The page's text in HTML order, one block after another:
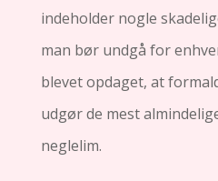
indeholder nogle
man bør undgå for
blevet opdaget, at
udgør de mest
neglelim.